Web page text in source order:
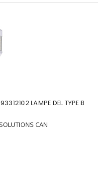
LAMPE DEL TYPE B
CAN